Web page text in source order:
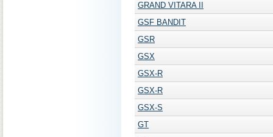
GRAND VITARA II
GSF BANDIT
GSR
GSX
GSX-R
GSX-R
GSX-S
GT